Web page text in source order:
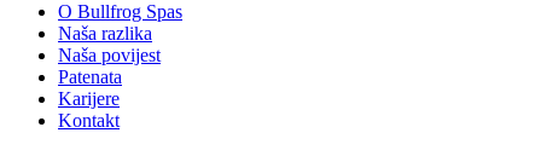
O Bullfrog Spas
Naša razlika
Naša povijest
Patenata
Karijere
Kontakt